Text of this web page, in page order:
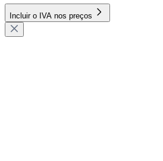
Incluir o IVA nos preços